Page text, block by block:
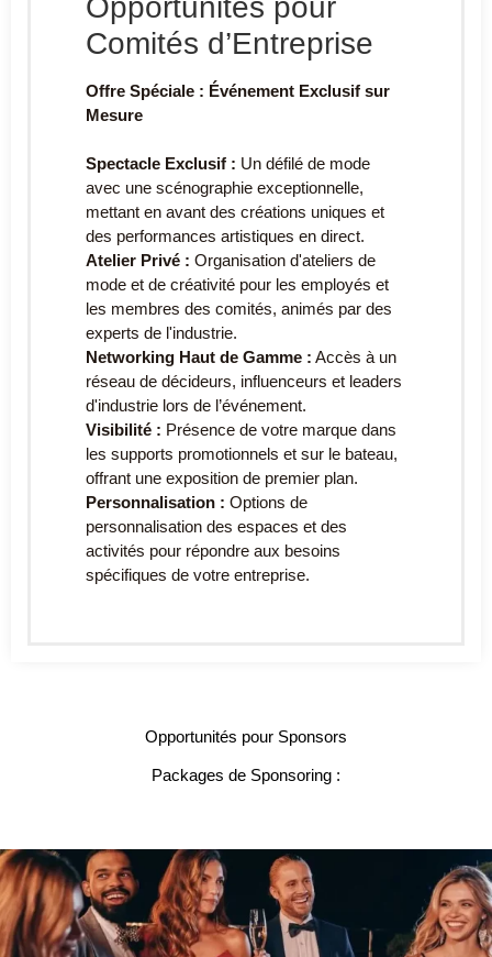
Opportunités pour
Comités d’Entreprise
Offre Spéciale : Événement Exclusif sur
Mesure
Spectacle Exclusif : Un défilé de mode
avec une scénographie exceptionnelle,
mettant en avant des créations uniques et
des performances artistiques en direct.
Atelier Privé : Organisation d'ateliers de
mode et de créativité pour les employés et
les membres des comités, animés par des
experts de l'industrie.
Networking Haut de Gamme : Accès à un
réseau de décideurs, influenceurs et leaders
d'industrie lors de l’événement.
Visibilité : Présence de votre marque dans
les supports promotionnels et sur le bateau,
offrant une exposition de premier plan.
Personnalisation : Options de
personnalisation des espaces et des
activités pour répondre aux besoins
spécifiques de votre entreprise.
Opportunités pour Sponsors
Packages de Sponsoring :